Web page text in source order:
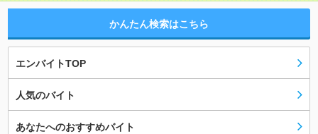
かんたん検索はこちら
エンバイトTOP
人気のバイト
あなたへのおすすめバイト